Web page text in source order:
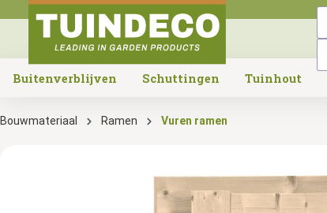
search Skip to main navigation
Buitenverblijven Schuttingen Tuinhout
Bouwmateriaal Ramen Vuren ramen